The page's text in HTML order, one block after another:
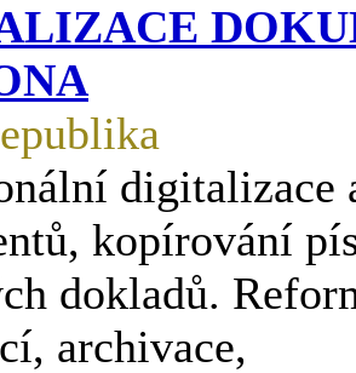
digitalizace
kopírování
dokladů.
archivace,